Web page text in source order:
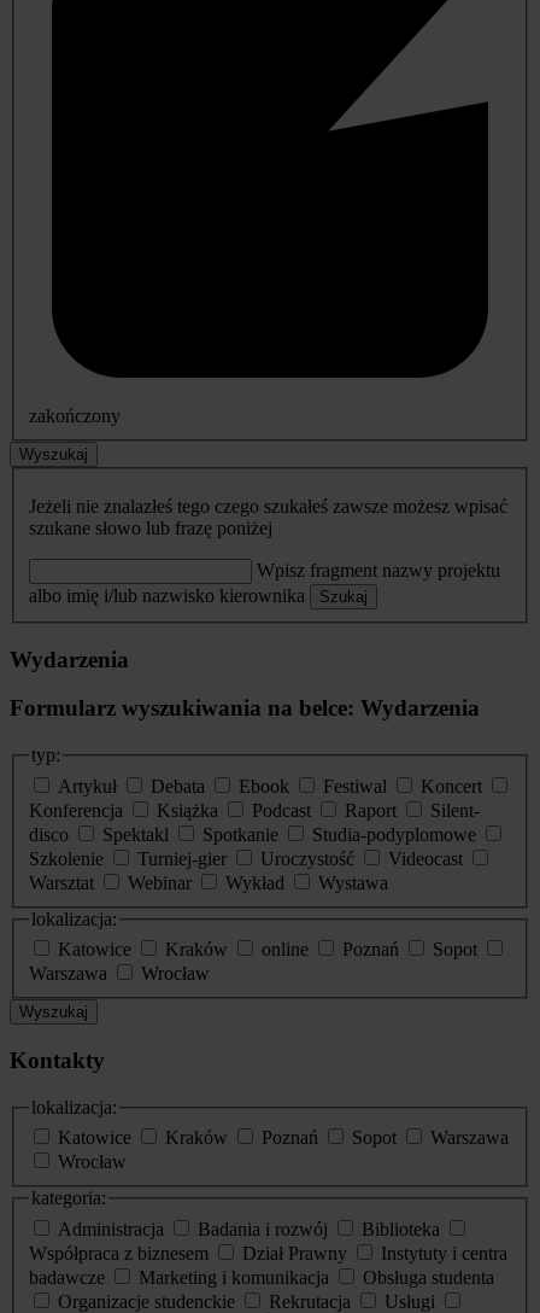
zakończony
Wyszukaj
Jeżeli nie znalazłeś tego czego szukałeś zawsze możesz wpisać
szukane słowo lub frazę poniżej
Wpisz fragment nazwy projektu
albo imię i/lub nazwisko kierownika
Szukaj
Wydarzenia
Formularz wyszukiwania na belce: Wydarzenia
typ:
Artykuł
Debata Ebook Festiwal
Koncert
Konferencja
Książka Podcast Raport
Silent-
disco
Spektakl Spotkanie
Studia-podyplomowe
Szkolenie
Turniej-gier Uroczystość
Videocast
Warsztat
Webinar Wykład
Wystawa
lokalizacja:
Katowice
Kraków online Poznań
Sopot
Warszawa
Wrocław
Wyszukaj
Kontakty
lokalizacja:
Katowice
Kraków Poznań Sopot
Warszawa
Wrocław
kategoria:
Administracja
Badania i rozwój
Biblioteka
Współpraca z biznesem
Dział Prawny
Instytuty i centra
badawcze
Marketing i komunikacja
Obsługa studenta
Organizacje studenckie
Rekrutacja
Usługi